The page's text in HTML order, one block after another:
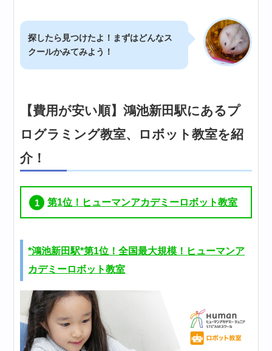
探したら見つけたよ！まずはどんなス
クールかみてみよう！
【費用が安い順】鴻池新田駅にあるプ
ログラミング教室、ロボット教室を紹
介！
第1位！ヒューマンアカデミーロボット教室
*鴻池新田駅*第1位！全国最大規模！ヒューマンア
カデミーロボット教室